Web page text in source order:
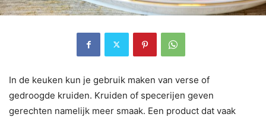
In de keuken kun je gebruik maken van verse of
gedroogde kruiden. Kruiden of specerijen geven
gerechten namelijk meer smaak. Een product dat vaak